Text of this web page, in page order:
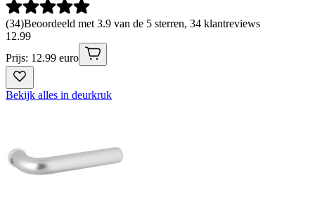
(34)Beoordeeld met 3.9 van de 5 sterren, 34 klantreviews
12.99
Prijs: 12.99 euro
Bekijk alles in deurkruk